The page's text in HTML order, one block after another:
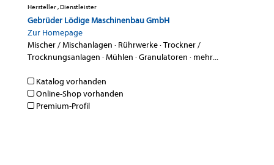
Hersteller , Dienstleister
Gebrüder Lödige Maschinenbau GmbH
Zur Homepage
Mischer / Mischanlagen · Rührwerke·Trockner /
Trocknungsanlagen ·Mühlen ·Granulatoren · mehr...
Katalog vorhanden
Online-Shop vorhanden
Premium-Profil